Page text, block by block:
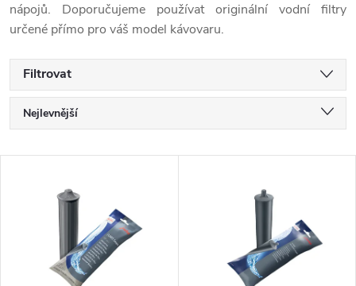
nápojů. Doporučujeme používat originální vodní filtry
určené přímo pro váš model kávovaru.
Filtrovat
Ř
a
Nejlevnější
Abecedně